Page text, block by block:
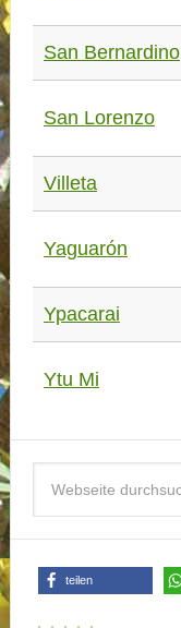
San Bernardino
San Lorenzo
Villeta
Yaguarón
Ypacarai
Ytu Mi
teilen